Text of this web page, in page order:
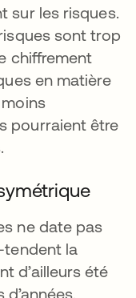
sur les risques.
sont trop
chiffrement
en matière
pourraient être
ne date pas
tendent la
d’ailleurs été